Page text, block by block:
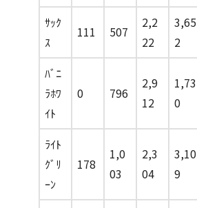
ｻｯｸ
ｽ
111 507
2,2
22
3,65
2
ﾊﾞﾆ
ﾗﾎﾜ
ｲﾄ
0 796
2,9
12
1,73
0
ﾗｲﾄ
ｸﾞﾘ
ｰﾝ
178
1,0
03
2,3
04
3,10
9